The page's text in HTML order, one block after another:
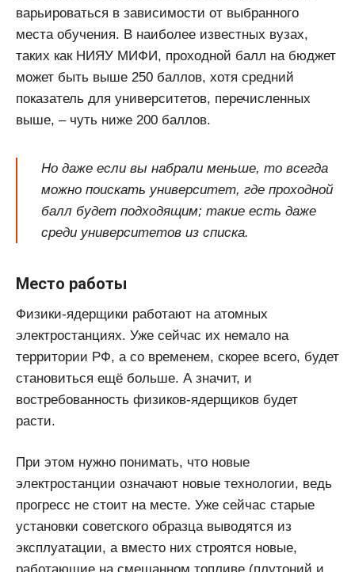
варьироваться в зависимости от выбранного
места обучения. В наиболее известных вузах,
таких как НИЯУ МИФИ, проходной балл на бюджет
может быть выше 250 баллов, хотя средний
показатель для университетов, перечисленных
выше, – чуть ниже 200 баллов.
Но даже если вы набрали меньше, то всегда
можно поискать университет, где проходной
балл будет подходящим; такие есть даже
среди университетов из списка.
Место работы
Физики-ядерщики работают на атомных
электростанциях. Уже сейчас их немало на
территории РФ, а со временем, скорее всего, будет
становиться ещё больше. А значит, и
востребованность физиков-ядерщиков будет
расти.
При этом нужно понимать, что новые
электростанции означают новые технологии, ведь
прогресс не стоит на месте. Уже сейчас старые
установки советского образца выводятся из
эксплуатации, а вместо них строятся новые,